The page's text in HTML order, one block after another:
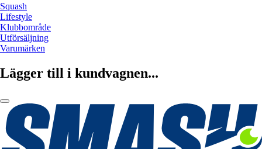
Squash
Lifestyle
Klubbområde
Utförsäljning
Varumärken
Lägger till i kundvagnen...